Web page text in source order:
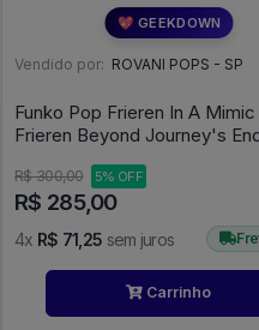
💖 GEEKDOWN
Vendido por: ROVANI POPS - SP
Funko Pop Frieren In A
R$ 300,00 5% OFF
R$ 285,00
4x R$ 71,25 sem juros
Carrinho